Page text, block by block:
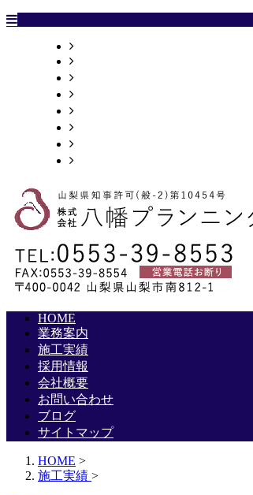
HOME
業務案内
施工実績
採用情報
会社概要
お問い合わせ
ブログ
サイトマップ
HOME >
施工実績 >